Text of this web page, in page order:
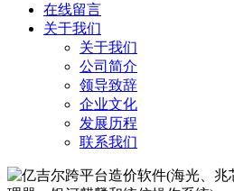
在线留言
关于我们
关于我们
公司简介
领导致辞
企业文化
发展历程
联系我们